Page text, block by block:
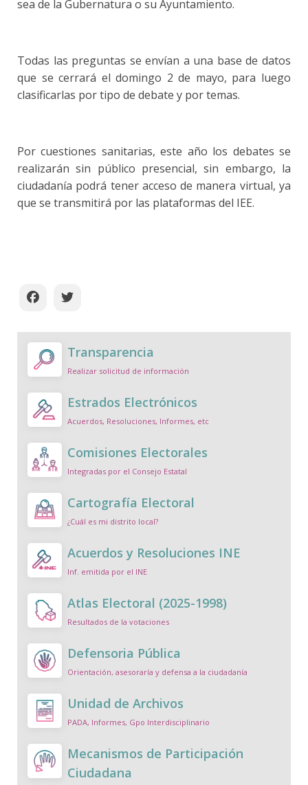
sea de la Gubernatura o su Ayuntamiento.
Todas las preguntas se envían a una base de datos
que se cerrará el domingo 2 de mayo, para luego
clasificarlas por tipo de debate y por temas.
Por cuestiones sanitarias, este año los debates se
realizarán sin público presencial, sin embargo, la
ciudadanía podrá tener acceso de manera virtual, ya
que se transmitirá por las plataformas del IEE.
Transparencia
Realizar solicitud de información
Estrados Electrónicos
Acuerdos, Resoluciones, Informes, etc
Comisiones Electorales
Integradas por el Consejo Estatal
Cartografía Electoral
¿Cuál es mi distrito local?
Acuerdos y Resoluciones INE
Inf. emitida por el INE
Atlas Electoral (2025-1998)
Resultados de la votaciones
Defensoria Pública
Orientación, asesoraría y defensa a la ciudadanía
Unidad de Archivos
PADA, Informes, Gpo Interdisciplinario
Mecanismos de Participación
Ciudadana